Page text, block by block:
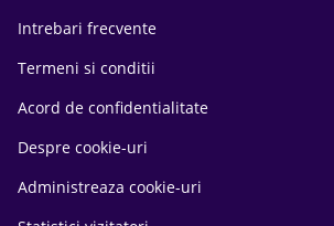
Intrebari frecvente
Termeni si conditii
Acord de confidentialitate
Despre cookie-uri
Administreaza cookie-uri